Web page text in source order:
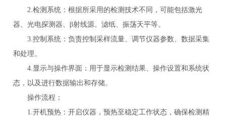
2.检测系统：根据所采用的检测技术不同，可能包括激光
器、光电探测器、β射线源、滤纸、振荡天平等。
3.控制系统：负责控制采样流量、调节仪器参数、数据采集
和处理。
4.显示与操作界面：用于显示检测结果、操作设置和系统状
态，以及进行数据输出和存储。
操作流程：
1.开机预热：开启仪器，预热至稳定工作状态，确保检测精